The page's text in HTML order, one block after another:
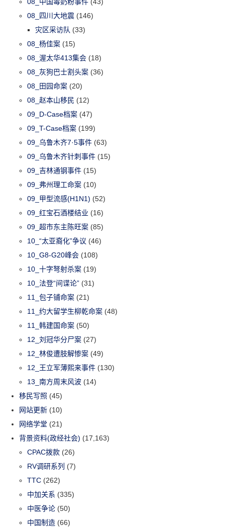
08_四川大地震 (146)
灾区采访队 (33)
08_杨佳案 (15)
08_渥太华413集会 (18)
08_灰狗巴士割头案 (36)
08_田园命案 (20)
08_赵本山移民 (12)
09_D-Case档案 (47)
09_T-Case档案 (199)
09_乌鲁木齐7·5事件 (63)
09_乌鲁木齐针刺事件 (15)
09_吉林通钢事件 (15)
09_弗州理工命案 (10)
09_甲型流感(H1N1) (52)
09_红宝石酒楼结业 (16)
09_超市东主陈旺案 (85)
10_“太亚裔化”争议 (46)
10_G8-G20峰会 (108)
10_十字弩射杀案 (19)
10_法登“间谍论” (31)
11_包子铺命案 (21)
11_约大留学生柳乾命案 (48)
11_韩建国命案 (50)
12_刘冠华分尸案 (27)
12_林俊遭肢解惨案 (49)
12_王立军薄熙来事件 (130)
13_南方周末风波 (14)
移民写照 (45)
网站更新 (10)
网络学堂 (21)
背景资料(政经社会) (17,163)
CPAC拨款 (26)
RV调研系列 (7)
TTC (262)
中加关系 (335)
中医争论 (50)
中国制造 (66)